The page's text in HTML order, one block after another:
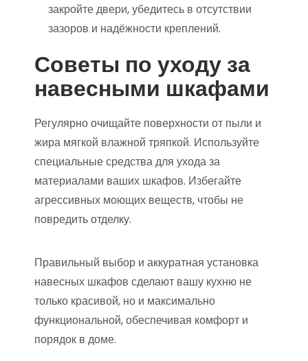
закройте двери, убедитесь в отсутствии
зазоров и надёжности креплений.
Советы по уходу за
навесными шкафами
Регулярно очищайте поверхности от пыли и
жира мягкой влажной тряпкой. Используйте
специальные средства для ухода за
материалами ваших шкафов. Избегайте
агрессивных моющих веществ, чтобы не
повредить отделку.
Правильный выбор и аккуратная установка
навесных шкафов сделают вашу кухню не
только красивой, но и максимально
функциональной, обеспечивая комфорт и
порядок в доме.